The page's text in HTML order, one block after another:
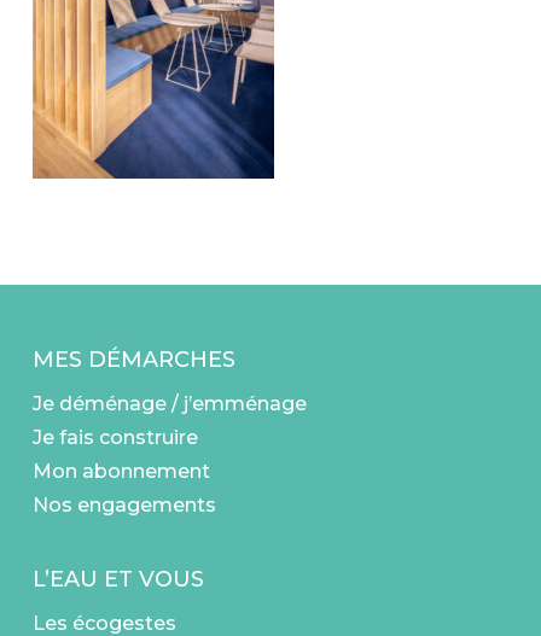
MES DÉMARCHES
Je déménage / j’emménage
Je fais construire
Mon abonnement
Nos engagements
L’EAU ET VOUS
Les écogestes